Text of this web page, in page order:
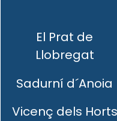
El Prat de
Llobregat
Sadurní d´Anoia
Vicenç dels Horts